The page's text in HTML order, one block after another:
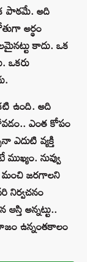
పాఠమే. అది
అర్థం
కాదు. ఒక
ఒకరు
ఉంది. అది
ఎంత కోపం
వ్యక్తి
నువ్వు
జరగాలని
నిర్వచనం
అన్నట్టు..
ఉన్నంతకాలం